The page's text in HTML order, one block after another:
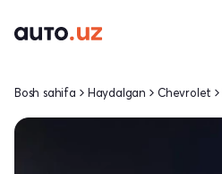
Bosh sahifa Haydalgan Chevrolet